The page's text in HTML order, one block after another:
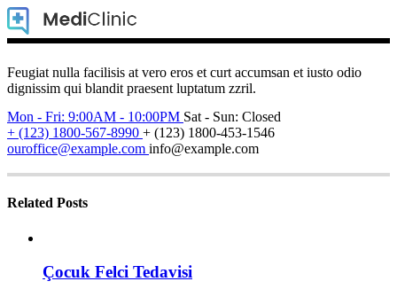
Feugiat nulla facilisis at vero eros et curt accumsan et iusto odio
dignissim qui blandit praesent luptatum zzril.
Mon - Fri: 9:00AM - 10:00PM Sat - Sun: Closed
+ (123) 1800-567-8990 + (123) 1800-453-1546
ouroffice@example.com info@example.com
Related Posts
Çocuk Felci Tedavisi